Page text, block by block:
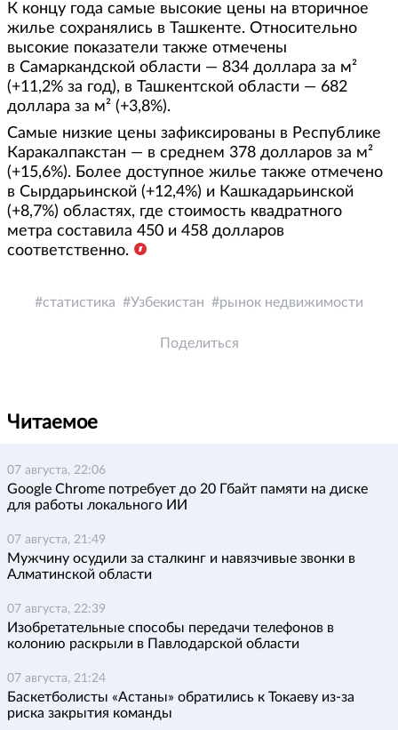
К концу года самые высокие цены на вторичное
жилье сохранялись в Ташкенте. Относительно
высокие показатели также отмечены
в Самаркандской области — 834 доллара за м²
(+11,2% за год), в Ташкентской области — 682
доллара за м² (+3,8%).
Самые низкие цены зафиксированы в Республике
Каракалпакстан — в среднем 378 долларов за м²
(+15,6%). Более доступное жилье также отмечено
в Сырдарьинской (+12,4%) и Кашкадарьинской
(+8,7%) областях, где стоимость квадратного
метра составила 450 и 458 долларов
соответственно.
статистика Узбекистан рынок недвижимости
Поделиться
Читаемое
07 августа, 22:06
Google Chrome потребует до 20 Гбайт памяти на диске
для работы локального ИИ
07 августа, 21:49
Мужчину осудили за сталкинг и навязчивые звонки в
Алматинской области
07 августа, 22:39
Изобретательные способы передачи телефонов в
колонию раскрыли в Павлодарской области
07 августа, 21:24
Баскетболисты «Астаны» обратились к Токаеву из-за
риска закрытия команды